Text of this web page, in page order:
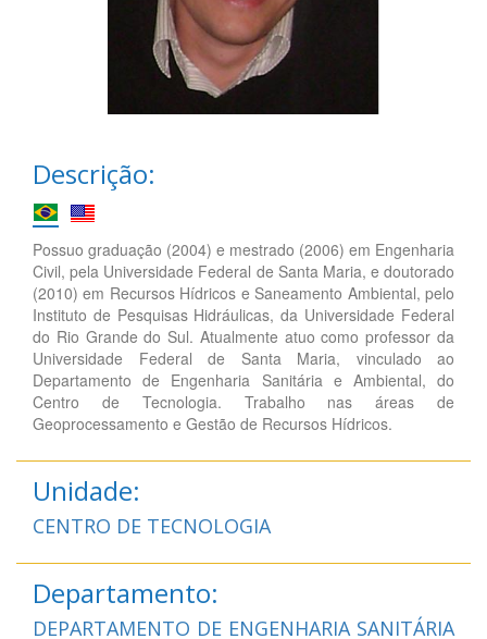
Descrição:
Possuo graduação (2004) e mestrado (2006) em Engenharia
Civil, pela Universidade Federal de Santa Maria, e doutorado
(2010) em Recursos Hídricos e Saneamento Ambiental, pelo
Instituto de Pesquisas Hidráulicas, da Universidade Federal
do Rio Grande do Sul. Atualmente atuo como professor da
Universidade Federal de Santa Maria, vinculado ao
Departamento de Engenharia Sanitária e Ambiental, do
Centro de Tecnologia. Trabalho nas áreas de
Geoprocessamento e Gestão de Recursos Hídricos.
Unidade:
CENTRO DE TECNOLOGIA
Departamento:
DEPARTAMENTO DE ENGENHARIA SANITÁRIA